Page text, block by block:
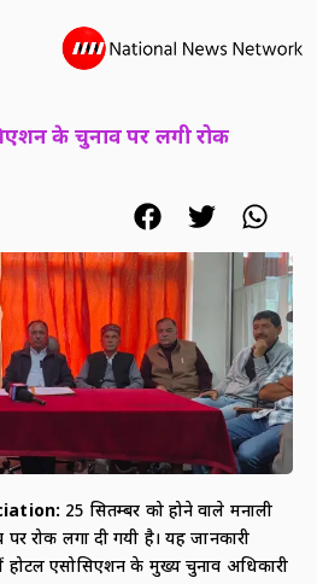
के चुनाव पर लगी रोक
25 सितम्बर को होने वाले मनाली
रोक लगा दी गयी है। यह जानकारी
होटल एसोसिएशन के मुख्य चुनाव अधिकारी